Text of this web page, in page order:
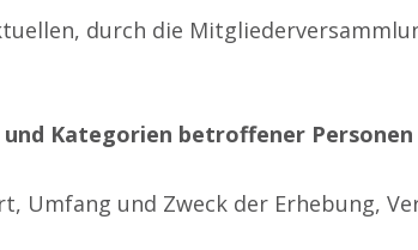
durch die
Kategorien betroffener Personen
Umfang und Zweck der Erhebung,